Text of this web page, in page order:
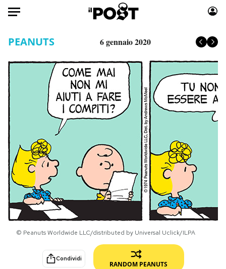
HOME
Mondo
Politica
Tecnologia
Internet
Scienza
Cultura
Economia
Sport
Moda
Libri
Consumismi
Storie/Idee
Ok Boomer!
Media
Europa
Altrecose
Mondiali calcio 2026
PEANUTS 6 gennaio 2020
© Peanuts Worldwide LLC/distributed by Universal Uclick/ILPA
Condividi
RANDOM PEANUTS